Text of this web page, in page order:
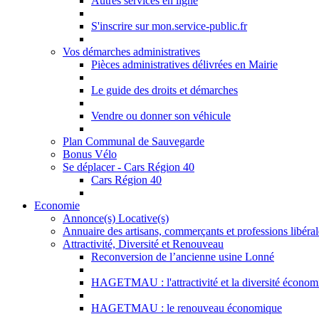
S'inscrire sur mon.service-public.fr
Vos démarches administratives
Pièces administratives délivrées en Mairie
Le guide des droits et démarches
Vendre ou donner son véhicule
Plan Communal de Sauvegarde
Bonus Vélo
Se déplacer - Cars Région 40
Cars Région 40
Economie
Annonce(s) Locative(s)
Annuaire des artisans, commerçants et professions
Attractivité, Diversité et Renouveau
Reconversion de l’ancienne usine Lonné
HAGETMAU : l'attractivité et la diversité
HAGETMAU : le renouveau économique